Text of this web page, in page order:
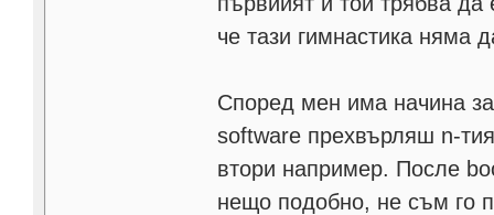
че тази гимнастика няма
Според мен има начина
software прехвърляш n-
втори например. После
нещо подобно, не съм го